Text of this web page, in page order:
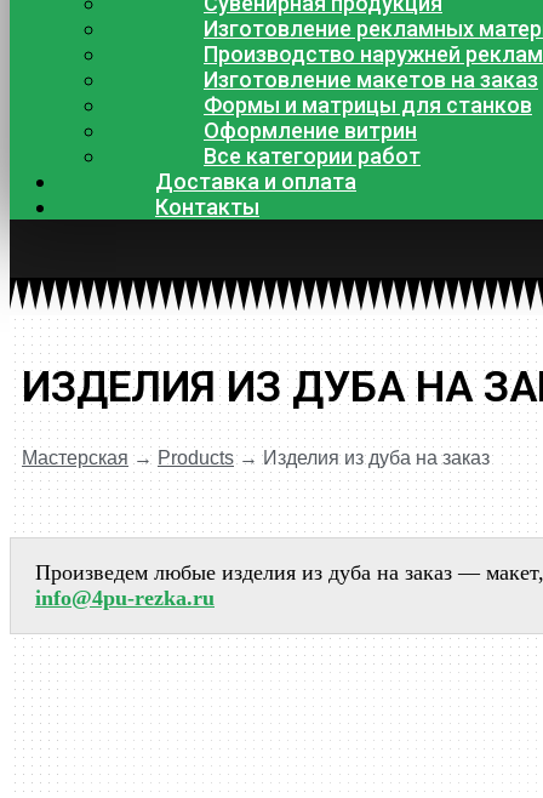
Изготовление рекламных
Производство наружней
Изготовление макетов на заказ
Формы и матрицы для станков
Оформление витрин
Все категории работ
Доставка и оплата
Контакты
ИЗДЕЛИЯ ИЗ ДУБА НА
Мастерская → Products→Изделия из дуба на заказ
Произведем любые изделия из дуба на заказ —
info@4pu-rezka.ru